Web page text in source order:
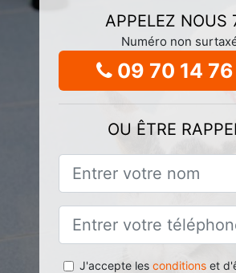
APPELEZ NOUS
Numéro non
09 70 14
OU ÊTRE
J'accepte les conditionset